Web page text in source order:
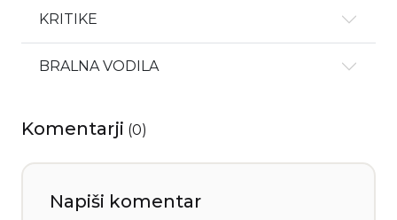
KRITIKE
BRALNA VODILA
Komentarji (0)
Napiši komentar